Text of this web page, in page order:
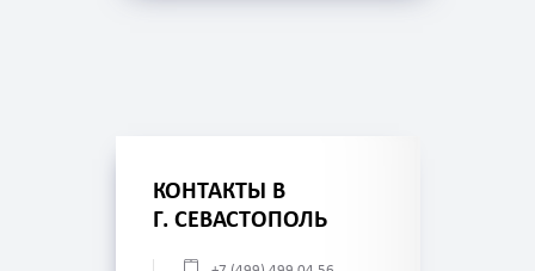
КОНТАКТЫ В
Г. СЕВАСТОПОЛЬ